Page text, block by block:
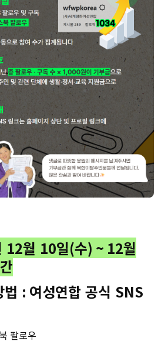
12월 10일(수) ~ 12월
: 여성연합 공식 SNS
팔로우